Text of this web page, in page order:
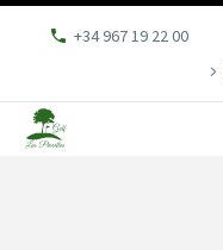
+34 967 19 22 00